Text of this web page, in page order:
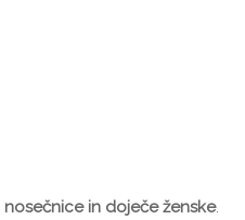
nosečnice in doječe ženske.